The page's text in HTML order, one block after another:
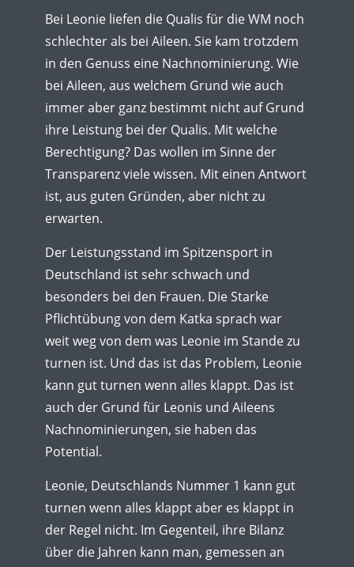
Bei Leonie liefen die Qualis für die WM noch
schlechter als bei Aileen. Sie kam trotzdem
in den Genuss eine Nachnominierung. Wie
bei Aileen, aus welchem Grund wie auch
immer aber ganz bestimmt nicht auf Grund
ihre Leistung bei der Qualis. Mit welche
Berechtigung? Das wollen im Sinne der
Transparenz viele wissen. Mit einen Antwort
ist, aus guten Gründen, aber nicht zu
erwarten.
Der Leistungsstand im Spitzensport in
Deutschland ist sehr schwach und
besonders bei den Frauen. Die Starke
Pflichtübung von dem Katka sprach war
weit weg von dem was Leonie im Stande zu
turnen ist. Und das ist das Problem, Leonie
kann gut turnen wenn alles klappt. Das ist
auch der Grund für Leonis und Aileens
Nachnominierungen, sie haben das
Potential.
Leonie, Deutschlands Nummer 1 kann gut
turnen wenn alles klappt aber es klappt in
der Regel nicht. Im Gegenteil, ihre Bilanz
über die Jahren kann man, gemessen an